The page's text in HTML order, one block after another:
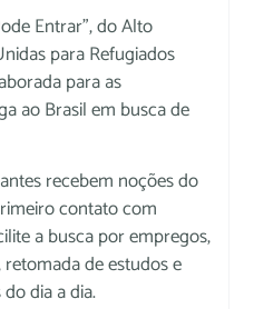
Entrar”, do Alto
para Refugiados
para as
ao Brasil em busca de
recebem noções do
contato com
a busca por empregos,
retomada de estudos e
dia a dia.